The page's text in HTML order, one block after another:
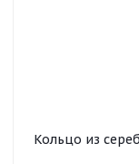
Кольцо из